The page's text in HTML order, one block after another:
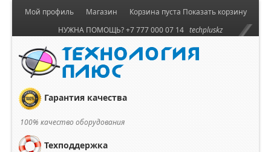
Корзина пуста Показать корзину
Мой профиль
Магазин
НУЖНА ПОМОЩЬ? +7 777 000 07 14 techpluskz
Гарантия качества
100% качество оборудования
Техподдержка